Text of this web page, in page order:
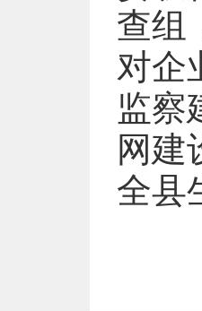
查组
对企
监察
网建
全县